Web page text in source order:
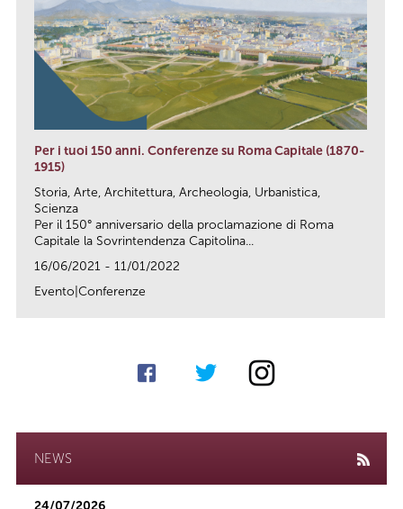
Per i tuoi 150 anni. Conferenze su Roma Capitale (1870-
1915)
Storia, Arte, Architettura, Archeologia, Urbanistica,
Scienza
Per il 150° anniversario della proclamazione di Roma
Capitale la Sovrintendenza Capitolina...
16/06/2021 - 11/01/2022
Evento|Conferenze
NEWS
24/07/2026